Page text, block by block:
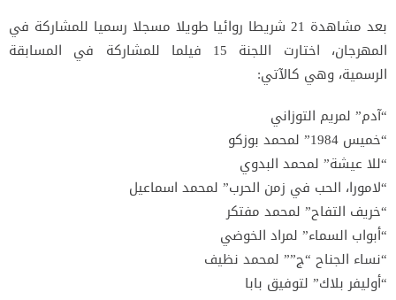
بعد مشاهدة 21 شريطا روائيا طويلا مسجلا رسميا للمشاركة في
المهرجان، اختارت اللجنة 15 فيلما للمشاركة في المسابقة
الرسمية، وهي كالآتي:
“آدم” لمريم التوزاني
“خميس 1984” لمحمد بوزكو
“للا عيشة” لمحمد البدوي
“لامورا، الحب في زمن الحرب” لمحمد اسماعيل
“خريف التفاح” لمحمد مفتكر
“أبواب السماء” لمراد الخوضي
“نساء الجناح “ج”” لمحمد نظيف
“أوليفر بلاك” لتوفيق بابا